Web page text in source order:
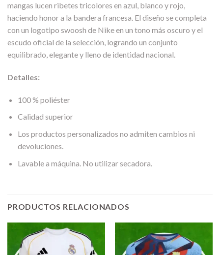
mangas lucen ribetes tricolores en azul, blanco y rojo,
haciendo honor a la bandera francesa. El diseño se completa
con un logotipo swoosh de Nike en un tono más oscuro y el
escudo oficial de la selección, logrando un conjunto
equilibrado, elegante y lleno de identidad nacional.
Detalles:
100 % poliéster
Calidad superior
Los productos personalizados no admiten cambios ni
devoluciones.
Lavable a máquina. No utilizar secadora.
PRODUCTOS RELACIONADOS